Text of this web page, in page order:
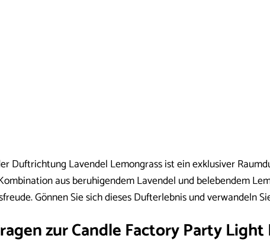
Duftrichtung Lavendel Lemongrass ist ein exklusiver
aus beruhigendem Lavendel und belebendem
Gönnen Sie sich dieses Dufterlebnis und verwandeln
zur Candle Factory Party Light